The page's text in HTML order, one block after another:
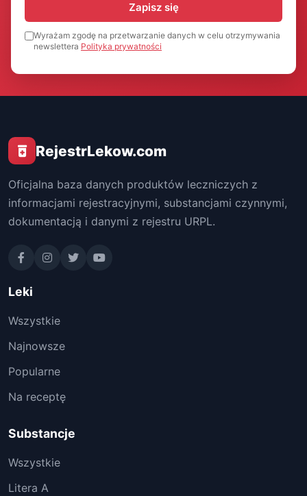
Zapisz się
Wyrażam zgodę na przetwarzanie danych w celu otrzymywania
newslettera Polityka prywatności
RejestrLekow.com
Oficjalna baza danych produktów leczniczych z
informacjami rejestracyjnymi, substancjami czynnymi,
dokumentacją i danymi z rejestru URPL.
Leki
Wszystkie
Najnowsze
Popularne
Na receptę
Substancje
Wszystkie
Litera A